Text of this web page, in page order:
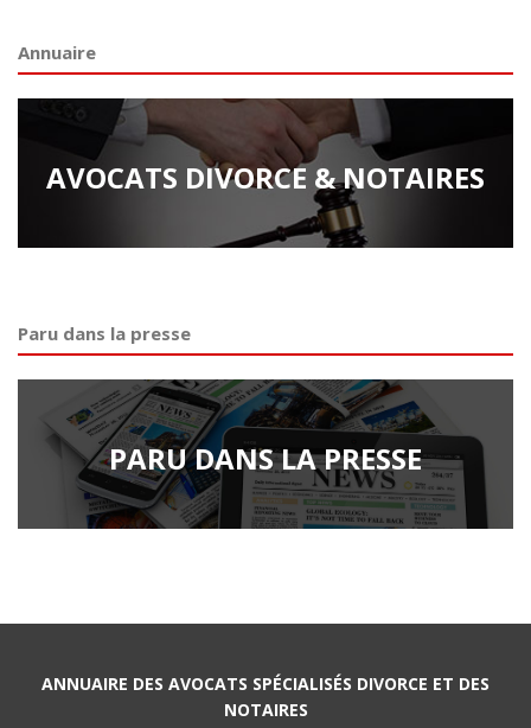
Annuaire
AVOCATS DIVORCE & NOTAIRES
Paru dans la presse
PARU DANS LA PRESSE
ANNUAIRE DES AVOCATS SPÉCIALISÉS DIVORCE ET DES
NOTAIRES